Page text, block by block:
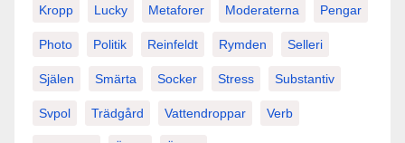
Kropp Lucky Metaforer Moderaterna Pengar
Photo Politik Reinfeldt Rymden Selleri
Själen Smärta Socker Stress Substantiv
Svpol Trädgård Vattendroppar Verb